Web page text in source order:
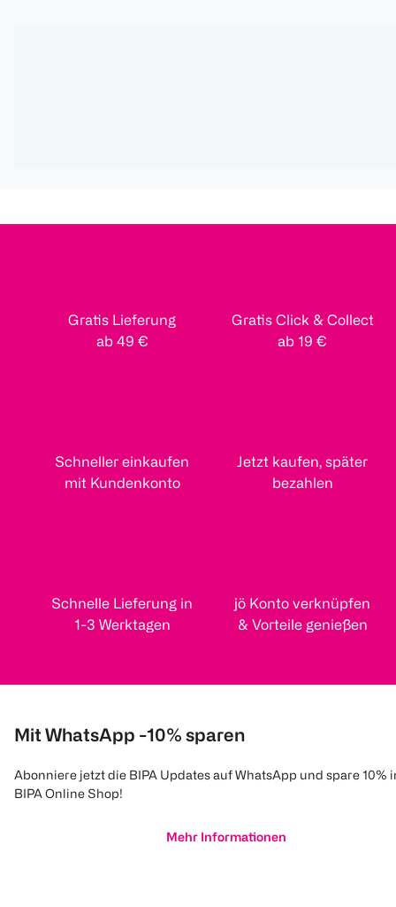
Gratis Lieferung
ab 49 €
Gratis Click & Collect
ab 19 €
Schneller einkaufen
mit Kundenkonto
Jetzt kaufen, später
bezahlen
Schnelle Lieferung in
1-3 Werktagen
jö Konto verknüpfen
& Vorteile genießen
Mit WhatsApp -10% sparen
Abonniere jetzt die BIPA Updates auf WhatsApp und spare 10%
BIPA Online Shop!
Mehr Informationen